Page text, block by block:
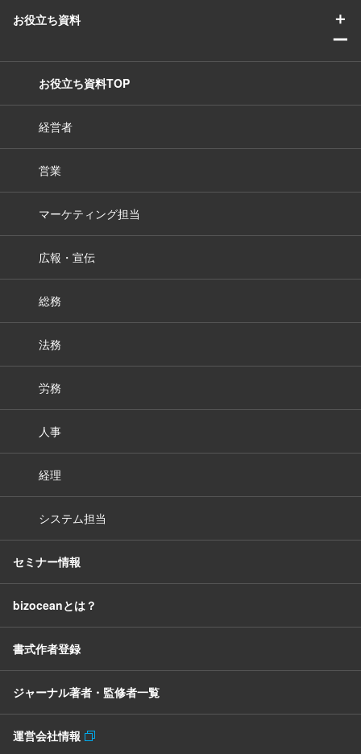
お役立ち資料
＋
ー
お役立ち資料TOP
経営者
営業
マーケティング担当
広報・宣伝
総務
法務
労務
人事
経理
システム担当
セミナー情報
bizoceanとは？
書式作者登録
ジャーナル著者・監修者一覧
運営会社情報